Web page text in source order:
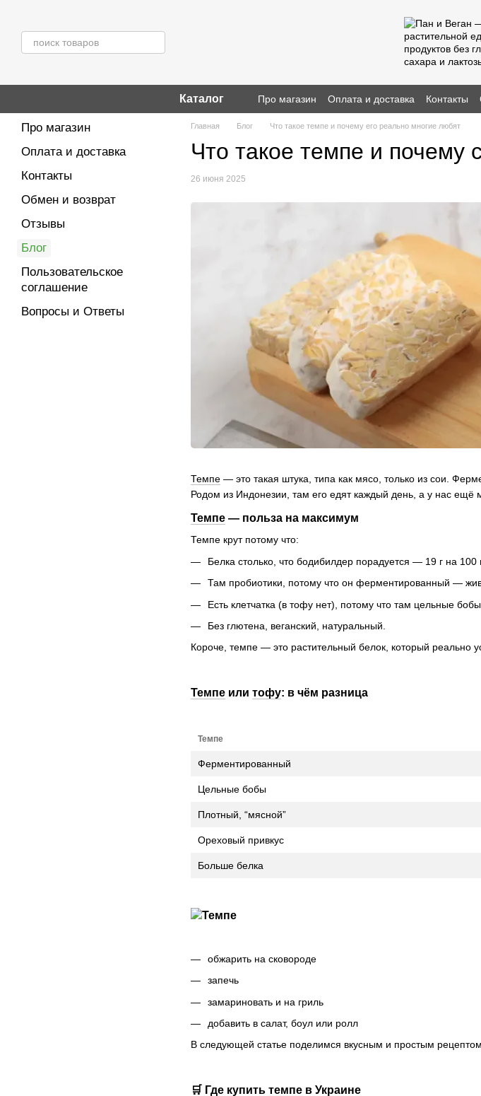
Каталог Про магазин Оплата и доставка Контакты
Главная Блог Что такое темпе и почему его реально многие любят
Что такое темпе и почему
26 июня 2025
Темпе — это такая штука, типа как мясо, только из сои.
Родом из Индонезии, там его едят каждый день, а у нас ещё
Темпе — польза на максимум
Темпе крут потому что:
Белка столько, что бодибилдер порадуется — 19 г на 100
Там пробиотики, потому что он ферментированный —
Есть клетчатка (в тофу нет), потому что там цельные бобы.
Без глютена, веганский, натуральный.
Короче, темпе — это растительный белок, который реально
Темпе или тофу: в чём разница
Темпе
Ферментированный
Цельные бобы
Плотный, “мясной”
Ореховый привкус
Больше белка
обжарить на сковороде
запечь
замариновать и на гриль
добавить в салат, боул или ролл
В следующей статье поделимся вкусным и простым
🛒 Где купить темпе в Украине
Про магазин
Оплата и доставка
Контакты
Обмен и возврат
Отзывы
Блог
Пользовательское
соглашение
Вопросы и Ответы